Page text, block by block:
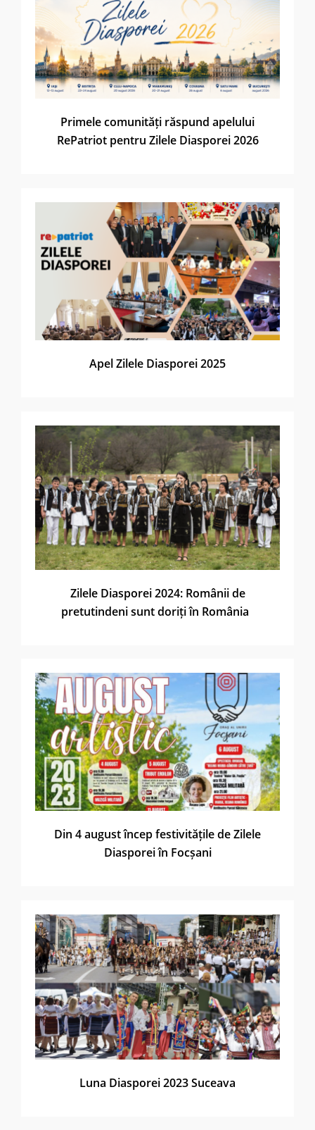
Primele comunități răspund apelului
RePatriot pentru Zilele Diasporei 2026
Apel Zilele Diasporei 2025
Zilele Diasporei 2024: Românii de
pretutindeni sunt doriți în România
Din 4 august încep festivitățile de Zilele
Diasporei în Focșani
Luna Diasporei 2023 Suceava